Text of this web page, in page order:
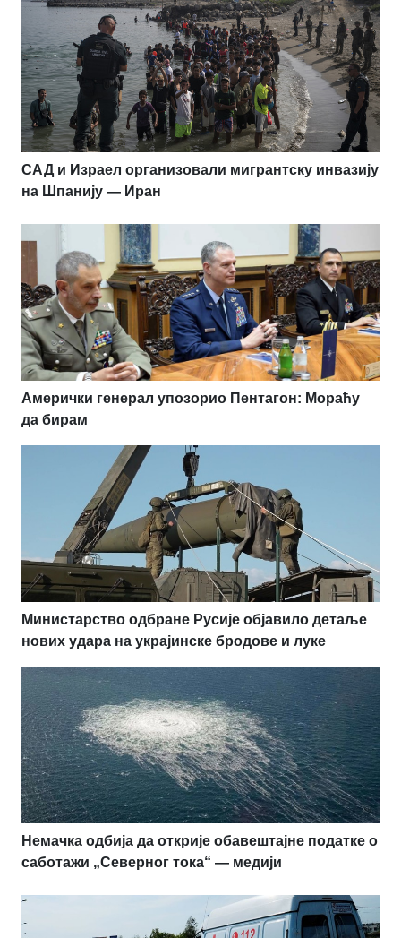
САД и Израел организовали мигрантску инвазију
на Шпанију — Иран
Амерички генерал упозорио Пентагон: Мораћу
да бирам
Министарство одбране Русије објавило детаље
нових удара на украјинске бродове и луке
Немачка одбија да открије обавештајне податке о
саботажи „Северног тока“ — медији